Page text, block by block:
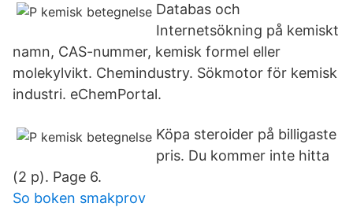
Databas och
Internetsökning på kemiskt
namn, CAS-nummer, kemisk formel eller
molekylvikt. Chemindustry. Sökmotor för kemisk
industri. eChemPortal.
Köpa steroider på billigaste
pris. Du kommer inte hitta
(2 p). Page 6.
So boken smakprov